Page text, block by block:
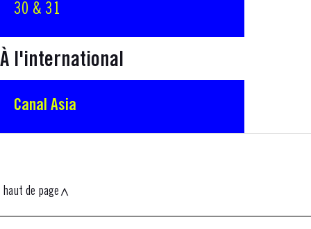
30 & 31
À l'international
Canal Asia
haut de page